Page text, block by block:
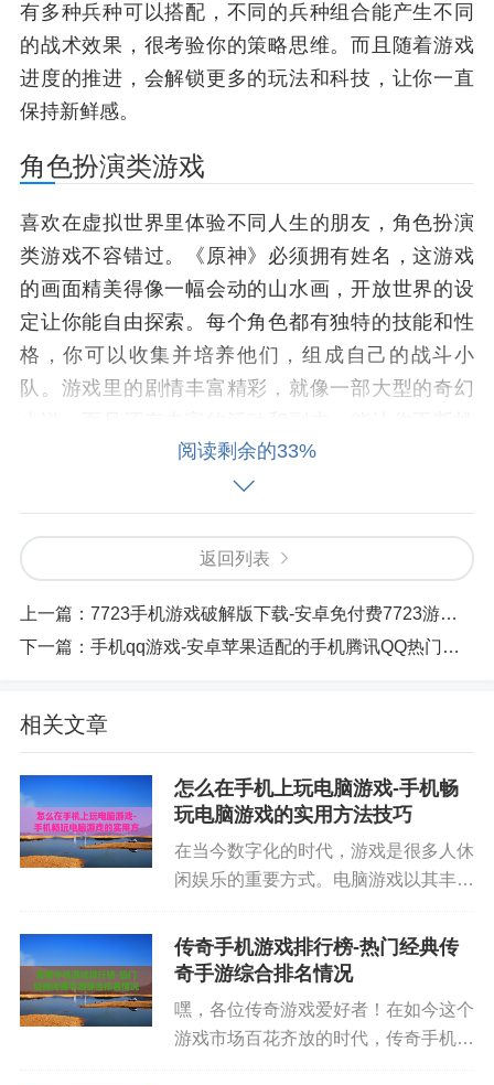
有多种兵种可以搭配，不同的兵种组合能产生不同
的战术效果，很考验你的策略思维。而且随着游戏
进度的推进，会解锁更多的玩法和科技，让你一直
保持新鲜感。
角色扮演类游戏
喜欢在虚拟世界里体验不同人生的朋友，角色扮演
类游戏不容错过。《原神》必须拥有姓名，这游戏
的画面精美得像一幅会动的山水画，开放世界的设
定让你能自由探索。每个角色都有独特的技能和性
格，你可以收集并培养他们，组成自己的战斗小
队。游戏里的剧情丰富精彩，就像一部大型的奇幻
战自我，获得更好的装备和角色。
还有《明日方舟》，它以独特的塔防玩法为基础，
融入了丰富的角色扮演元素。游戏的世界观很宏
每个干员都有不同的职业和技能，合理搭配干员是
胜利的关键。而且游戏的美术风格很独特，角色立
绘精美，让人忍不住想要收集。同时，游戏也会定
期更新活动和关卡，让你有新的内容可以体验。
阅读剩余的33%
返回列表
上一篇： 7723手机游戏破解版下载-安卓免付费7723游戏资源快速获取
下一篇： 手机qq游戏-安卓苹果适配的手机腾讯QQ热门游戏
相关文章
怎么在手机上玩电脑游戏-手机畅
玩电脑游戏的实用方法技巧
在当今数字化的时代，游戏是很多人休
闲娱乐的重要方式。电脑游戏以其丰富
但我们不可能随时都坐在电脑前畅玩。
那么，怎么在手机上玩电脑游戏，既满
传奇手机游戏排行榜-热门经典传
奇手游综合排名情况
嘿，各位传奇游戏爱好者！在如今这个
游戏市场百花齐放的时代，传奇手机游